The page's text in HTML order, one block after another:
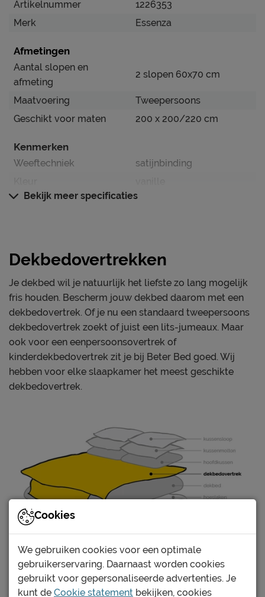
dubbele doorlopende instopstrook over de gehele
Dit dekbedovertrek blinkt uit in:
Krachtig én elegant door het contrastrijke
bloemenontwerp
Artistieke print geïnspireerd door het
Dekbedovertrek van 100% katoensatijn met
zachte glans
Verzorging & Garantie
Je nieuwe dekbedovertrek wil je natuurlijk zo lang
mogelijk mooi én schoon houden. Alle
schoonmaakinstructies, evenals de garantie op het
overtrek, kun je terugvinden bij de kopjes ‘Onderhoud’
en ‘Goed om te weten’.
Artikelnummer
1226353
Merk
Essenza
Afmetingen
Aantal slopen en
afmeting
2 slopen 60x70 cm
Maatvoering
Tweepersoons
Geschikt voor maten
200 x 200/220 cm
Kenmerken
Weeftechniek
satijnbinding
Dessin
bloemen
Materiaal
Materiaal katoen satijn (biologisch)
Wasinstructies wasbaar tot 60°C
Drooginstructies
drogen alleen op lage
temperatuur
Strijkinstructies
normaal strijken 150°C
Bekijk meer specificaties
Dekbedovertrekken
Je dekbed wil je natuurlijk het liefste zo lang mogelijk
fris houden. Bescherm jouw dekbed daarom met een
dekbedovertrek. Of je nu een standaard tweepersoons
dekbedovertrek zoekt of juist een lits-jumeaux. Maar
ook voor een eenpersoonsovertrek of
kinderdekbedovertrek zit je bij Beter Bed goed. Wij
hebben voor elke slaapkamer het meest geschikte
dekbedovertrek.
Cookies
We gebruiken cookies voor een optimale
gebruikerservaring. Daarnaast worden cookies
gebruikt voor gepersonaliseerde advertenties. Je
kunt de Cookie statement bekijken, cookies